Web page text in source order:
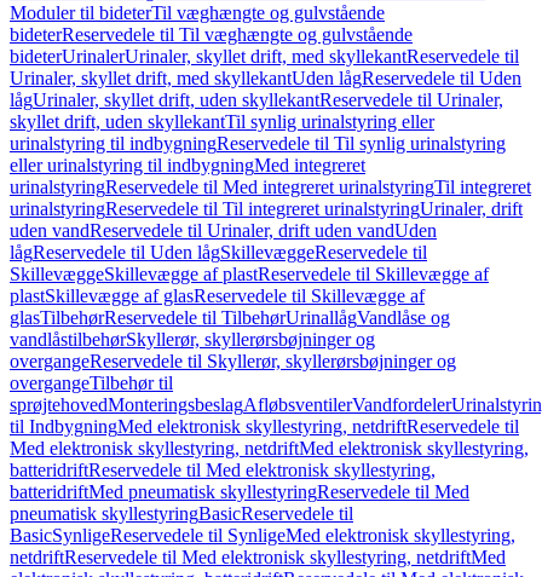
Moduler til bideterTil væghængte og gulvstående
bideterReservedele til Til væghængte og gulvstående
bideterUrinalerUrinaler, skyllet drift, med skyllekantReservedele til
Urinaler, skyllet drift, med skyllekantUden lågReservedele til Uden
lågUrinaler, skyllet drift, uden skyllekantReservedele til Urinaler,
skyllet drift, uden skyllekantTil synlig urinalstyring eller
urinalstyring til indbygningReservedele til Til synlig urinalstyring
eller urinalstyring til indbygningMed integreret
urinalstyringReservedele til Med integreret urinalstyringTil integreret
urinalstyringReservedele til Til integreret urinalstyringUrinaler, drift
uden vandReservedele til Urinaler, drift uden vandUden
lågReservedele til Uden lågSkillevæggeReservedele til
SkillevæggeSkillevægge af plastReservedele til Skillevægge af
plastSkillevægge af glasReservedele til Skillevægge af
glasTilbehørReservedele til TilbehørUrinallågVandlåse og
vandlåstilbehørSkyllerør, skyllerørsbøjninger og
overgangeReservedele til Skyllerør, skyllerørsbøjninger og
overgangeTilbehør til
sprøjtehovedMonteringsbeslagAfløbsventilerVandfordeler
til IndbygningMed elektronisk skyllestyring, netdriftReservedele til
Med elektronisk skyllestyring, netdriftMed elektronisk skyllestyring,
batteridriftReservedele til Med elektronisk skyllestyring,
batteridriftMed pneumatisk skyllestyringReservedele til Med
pneumatisk skyllestyringBasicReservedele til
BasicSynligeReservedele til SynligeMed elektronisk skyllestyring,
netdriftReservedele til Med elektronisk skyllestyring, netdriftMed